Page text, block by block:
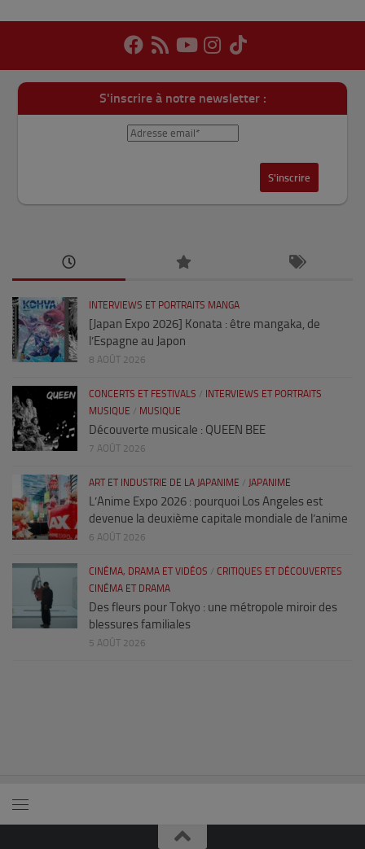
S'inscrire à notre newsletter :
INTERVIEWS ET PORTRAITS MANGA
[Japan Expo 2026] Konata : être mangaka, de
l’Espagne au Japon
8 AOÛT 2026
CONCERTS ET FESTIVALS /
INTERVIEWS ET PORTRAITS
MUSIQUE / MUSIQUE
Découverte musicale : QUEEN BEE
7 AOÛT 2026
ART ET INDUSTRIE DE LA JAPANIME / JAPANIME
L’Anime Expo 2026 : pourquoi Los Angeles est
devenue la deuxième capitale mondiale de l’anime
6 AOÛT 2026
CINÉMA, DRAMA ET VIDÉOS / CRITIQUES ET DÉCOUVERTES
CINÉMA ET DRAMA
Des fleurs pour Tokyo : une métropole miroir des
blessures familiales
5 AOÛT 2026